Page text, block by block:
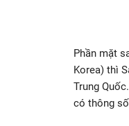
Phần mặt
Korea) thì
Trung
có thông